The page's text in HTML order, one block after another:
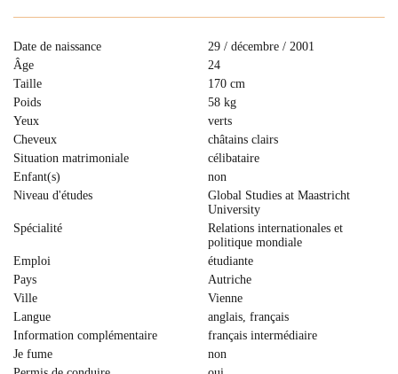
Date de naissance
29 / décembre / 2001
Âge
24
Taille
170 cm
Poids
58 kg
Yeux
verts
Cheveux
сhâtains clairs
Situation matrimoniale
célibataire
Enfant(s)
non
Niveau d'études
Global Studies at Maastricht
University
Spécialité
Relations internationales et
politique mondiale
Emploi
étudiante
Pays
Autriche
Ville
Vienne
Langue
anglais, français
Information complémentaire
français intermédiaire
Je fume
non